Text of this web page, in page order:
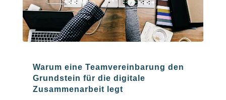
Warum eine Teamvereinbarung den
Grundstein für die digitale
Zusammenarbeit legt